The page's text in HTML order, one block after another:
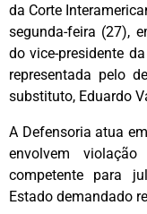
da Corte
segunda-feira (27),
do vice-presidente
representada pelo
substituto, Eduardo
A Defensoria atua
envolvem
competente para
Estado demandado